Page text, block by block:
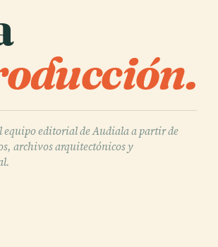
equipo editorial de Audiala a partir de
archivos arquitectónicos y